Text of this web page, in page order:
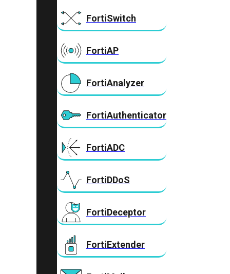
FortiSwitch
FortiAP
FortiAnalyzer
FortiAuthenticator
FortiADC
FortiDDoS
FortiDeceptor
FortiExtender